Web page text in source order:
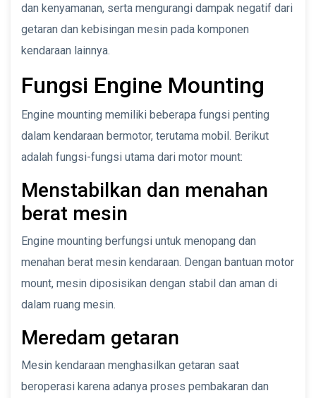
dan kenyamanan, serta mengurangi dampak negatif dari
getaran dan kebisingan mesin pada komponen
kendaraan lainnya.
Fungsi Engine Mounting
Engine mounting memiliki beberapa fungsi penting
dalam kendaraan bermotor, terutama mobil. Berikut
adalah fungsi-fungsi utama dari motor mount:
Menstabilkan dan menahan
berat mesin
Engine mounting berfungsi untuk menopang dan
menahan berat mesin kendaraan. Dengan bantuan motor
mount, mesin diposisikan dengan stabil dan aman di
dalam ruang mesin.
Meredam getaran
Mesin kendaraan menghasilkan getaran saat
beroperasi karena adanya proses pembakaran dan